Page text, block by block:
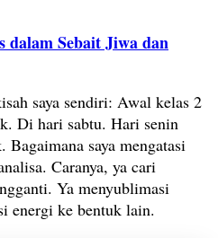
dalam Sebait Jiwa dan
saya sendiri: Awal kelas 2
Di hari sabtu. Hari senin
saya mengatasi
Caranya, ya cari
Ya menyublimasi
energi ke bentuk lain.